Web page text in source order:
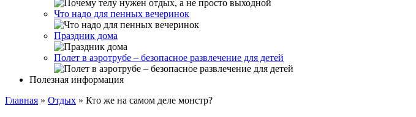
Что надо для пенных вечеринок
Праздник дома
Полет в аэротрубе – безопасное развлечение для детей
Полезная информация
Главная » Отдых » Кто же на самом деле монстр?